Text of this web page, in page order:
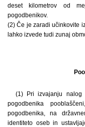
deset kilometrov od
pogodbenikov.
(2) Če je zaradi učinkovite
lahko izvede tudi zunaj
(1) Pri izvajanju nalog
pogodbenika
pogodbenika, na
identiteto oseb in